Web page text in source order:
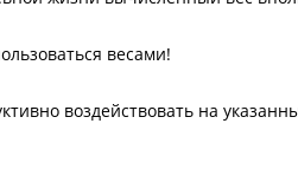
весами!
воздействовать на